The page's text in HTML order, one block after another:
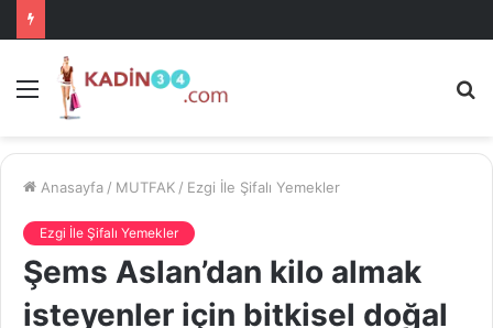
Menü
Anasayfa / MUTFAK / Ezgi İle Şifalı Yemekler
Ezgi İle Şifalı Yemekler
Şems Aslan’dan kilo almak
isteyenler için bitkisel doğal